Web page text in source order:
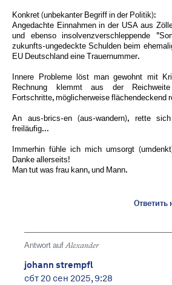
Konkret (unbekanter Begriff in der Politik):
Angedachte Einnahmen in der USA aus
und ebenso insolvenzverschleppende
zukunfts-ungedeckte Schulden beim
EU Deutschland eine Trauernummer.
Innere Probleme löst man gewohnt mit
Rechnung klemmt aus der
Fortschritte, möglicherweise flächendeckend
An aus-brics-en (aus-wandern), rette
freiläufig...
Immerhin fühle ich mich umsorgt
Danke allerseits!
Man tut was frau kann, und Mann.
Ответить
Antwort aufAlexander
johann strempfl
сбт 20 сен 2025, 9:28